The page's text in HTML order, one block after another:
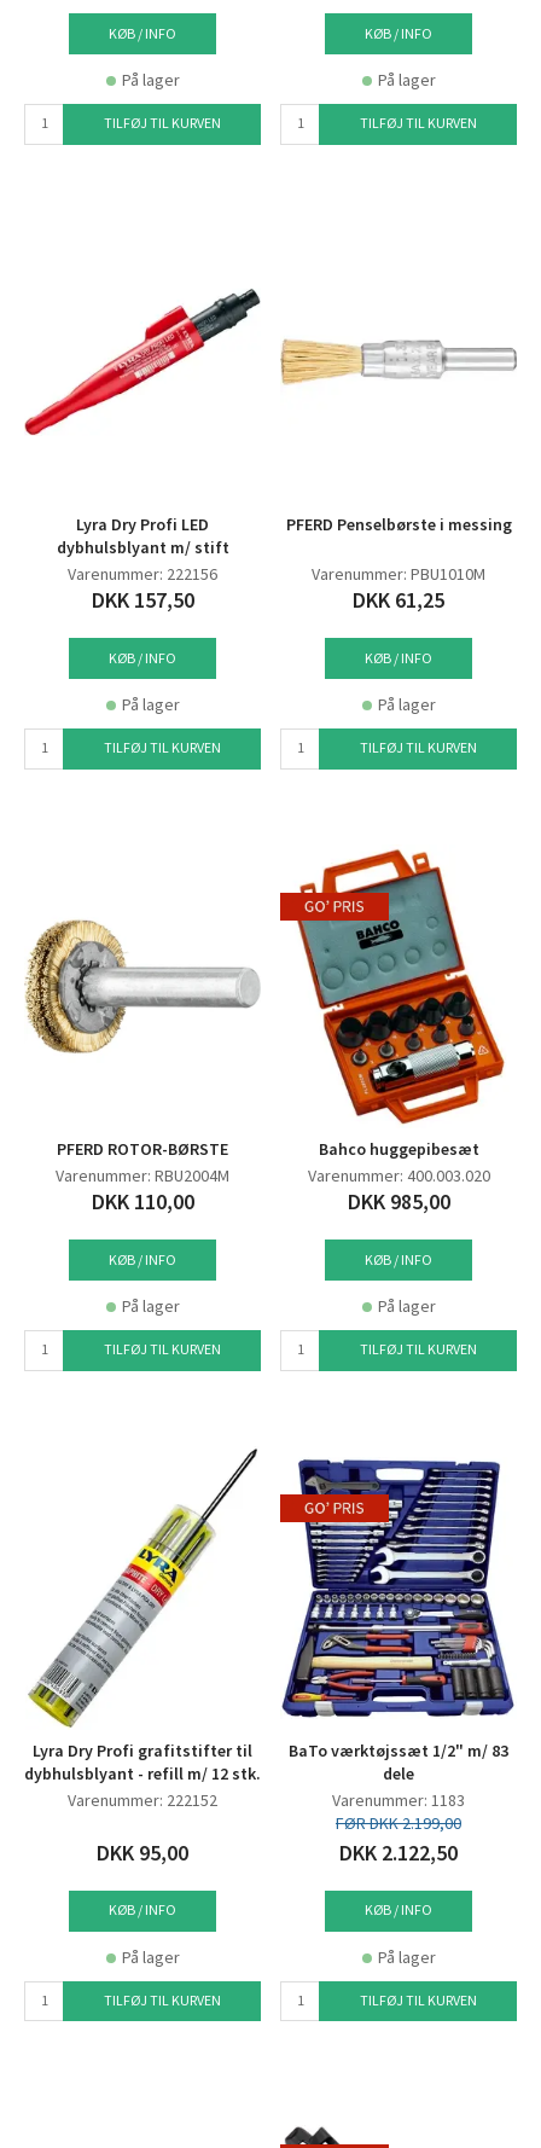
KØB / INFO
På lager
TILFØJ TIL KURVEN
KØB / INFO
På lager
TILFØJ TIL KURVEN
Lyra Dry Profi LED
dybhulsblyant m/ stift
Varenummer: 222156
DKK 157,50
KØB / INFO
På lager
TILFØJ TIL KURVEN
PFERD Penselbørste i messing
Varenummer: PBU1010M
DKK 61,25
KØB / INFO
På lager
TILFØJ TIL KURVEN
PFERD ROTOR-BØRSTE
Varenummer: RBU2004M
DKK 110,00
KØB / INFO
På lager
TILFØJ TIL KURVEN
Bahco huggepibesæt
Varenummer: 400.003.020
DKK 985,00
KØB / INFO
På lager
TILFØJ TIL KURVEN
Lyra Dry Profi grafitstifter til
dybhulsblyant - refill m/ 12 stk.
Varenummer: 222152
DKK 95,00
KØB / INFO
På lager
TILFØJ TIL KURVEN
BaTo værktøjssæt 1/2" m/ 83
dele
Varenummer: 1183
FØR DKK 2.199,00
DKK 2.122,50
KØB / INFO
På lager
TILFØJ TIL KURVEN